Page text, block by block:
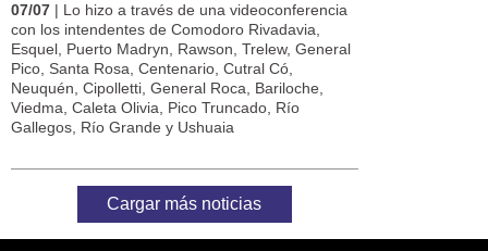
07/07 | Lo hizo a través de una videoconferencia
con los intendentes de Comodoro Rivadavia,
Esquel, Puerto Madryn, Rawson, Trelew, General
Pico, Santa Rosa, Centenario, Cutral Có,
Neuquén, Cipolletti, General Roca, Bariloche,
Viedma, Caleta Olivia, Pico Truncado, Río
Gallegos, Río Grande y Ushuaia
Cargar más noticias